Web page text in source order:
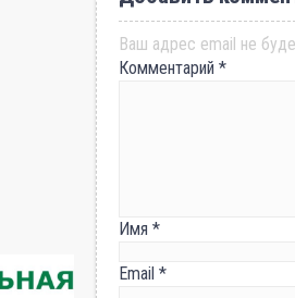
Ваш адрес email не
Комментарий *
Имя *
Email *